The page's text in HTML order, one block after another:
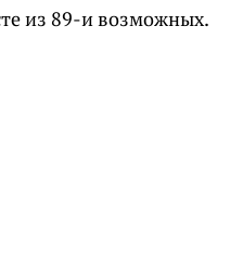
из 89-и возможных.